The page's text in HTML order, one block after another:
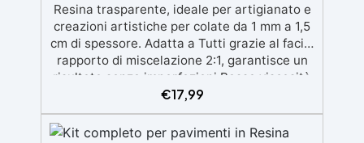
Resina trasparente, ideale per artigianato e
creazioni artistiche per colate da 1 mm a 1,5
cm di spessore. Adatta a Tutti grazie al facile
rapporto di miscelazione 2:1, garantisce un
risultato senza imperfezioni Bassa viscosità
per colate senza bolle, compatibile con
legno, silicone, vetro, metallo e altri
materiali. Certificata post-catalisi atossica e
€17,99